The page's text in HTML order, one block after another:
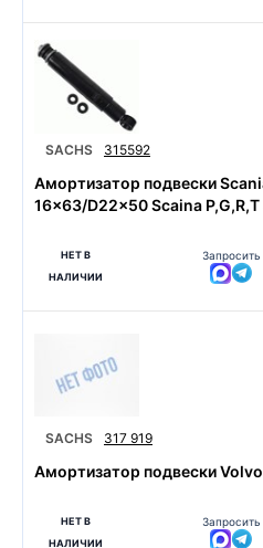
SACHS 315592
Амортизатор подвески
16x63/D22x50 Scaina
НЕТ В
НАЛИЧИИ
Запросить
SACHS 317 919
Амортизатор подвески
НЕТ В
НАЛИЧИИ
Запросить